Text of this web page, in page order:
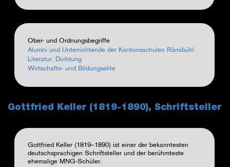
Ober- und Ordnungsbegriffe
Alumni und Unterrichtende der Kantonsschulen Rämibühl
Literatur, Dichtung
Wirtschafts- und Bildungselite
Gottfried Keller (1819-1890), Schriftsteller
Gottfried Keller (1819–1890) ist einer der bekanntesten
deutschsprachigen Schriftsteller und der berühmteste
ehemalige MNG-Schüler.